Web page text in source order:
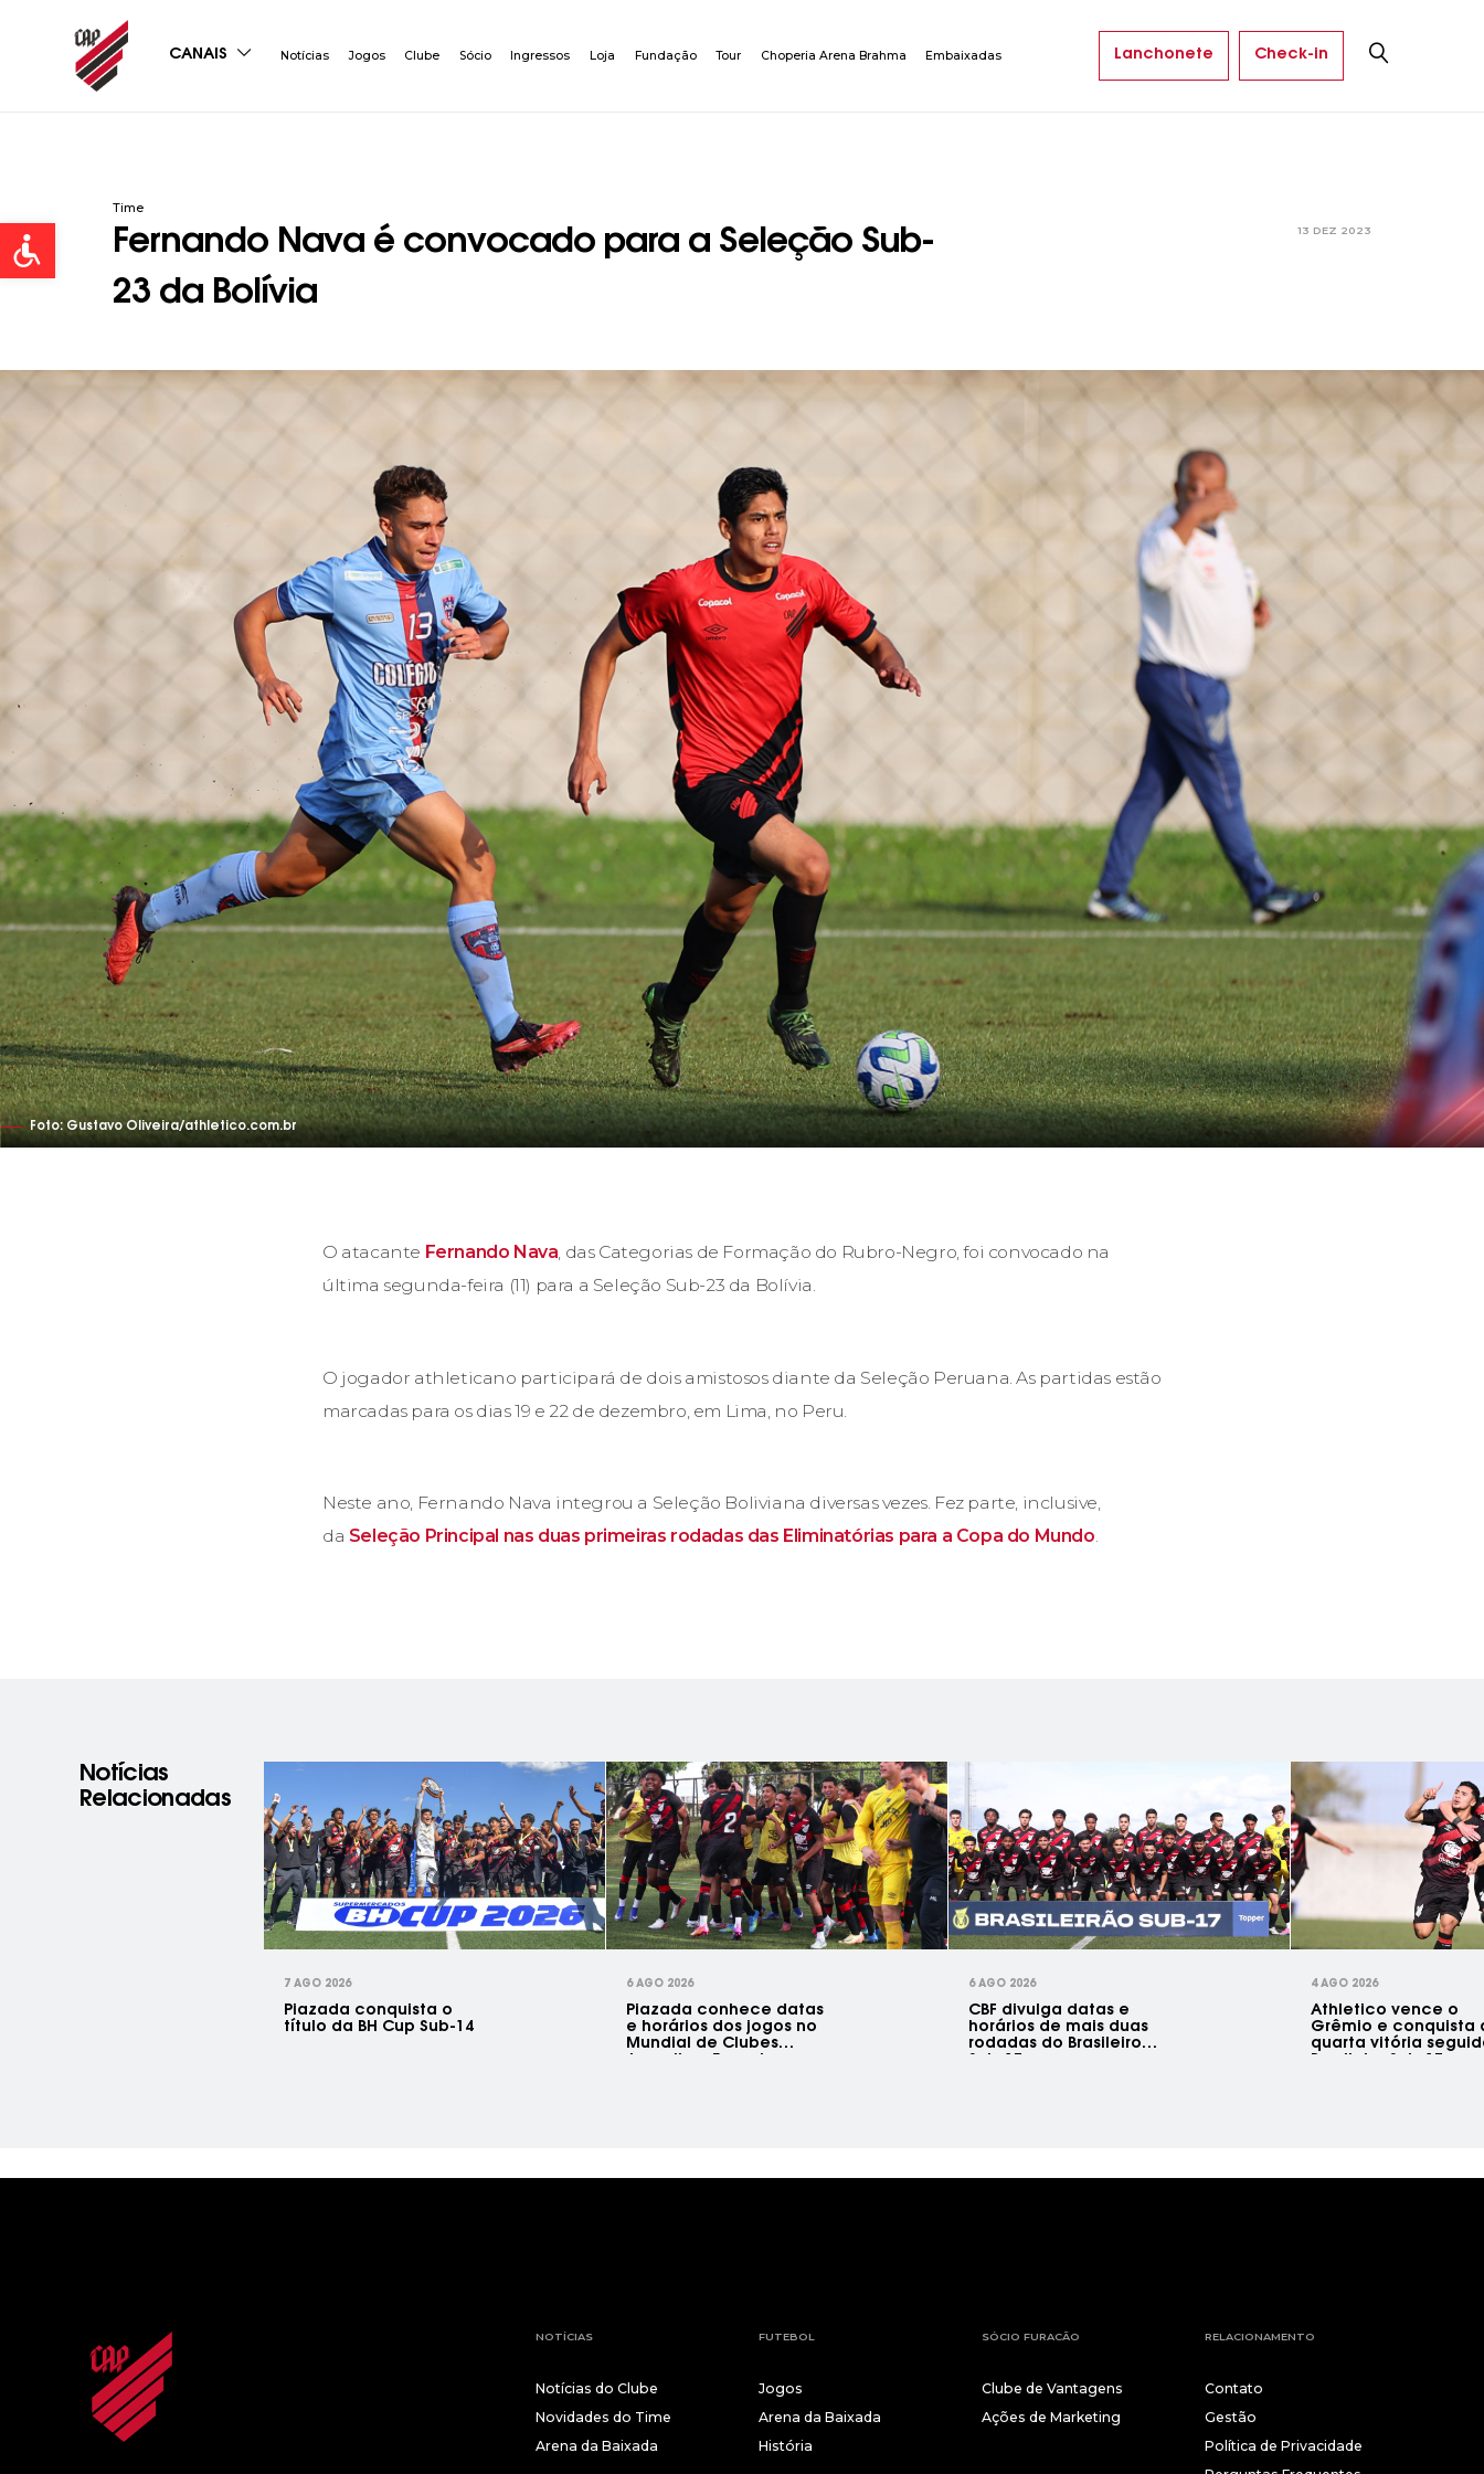
Open toolbar
CANAIS Notícias Jogos Clube Sócio Ingressos Loja Fundação Tour Choperia Arena Brahma Embaixadas Lanchonete Check-in
Time
Fernando Nava é convocado para a Seleção Sub-
23 da Bolívia
13 DEZ 2023
Foto: Gustavo Oliveira/athletico.com.br
O atacante Fernando Nava, das Categorias de Formação do Rubro-Negro, foi convocado na
última segunda-feira (11) para a Seleção Sub-23 da Bolívia.
O jogador athleticano participará de dois amistosos diante da Seleção Peruana. As partidas estão
marcadas para os dias 19 e 22 de dezembro, em Lima, no Peru.
Neste ano, Fernando Nava integrou a Seleção Boliviana diversas vezes. Fez parte, inclusive,
da Seleção Principal nas duas primeiras rodadas das Eliminatórias para a Copa do Mundo.
Notícias
Relacionadas
7 AGO 2026
Piazada conquista o
título da BH Cup Sub-14
6 AGO 2026
Piazada conhece datas
e horários dos jogos no
Mundial de Clubes
6 AGO 2026
CBF divulga datas e
horários de mais duas
rodadas do Brasileiro
4 AGO 2026
Athletico vence o
Grêmio e conquista
quarta vitória
NOTÍCIAS
Notícias do Clube
Novidades do Time
Arena da Baixada
FUTEBOL
Jogos
Arena da Baixada
História
SÓCIO FURACÃO
Clube de Vantagens
Ações de Marketing
RELACIONAMENTO
Contato
Gestão
Política de Privacidade